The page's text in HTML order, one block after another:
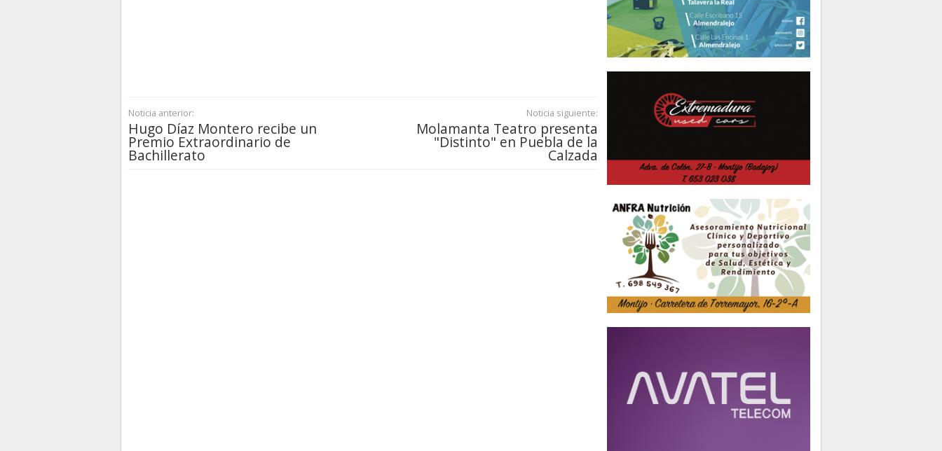
Noticia anterior:
Hugo Díaz Montero recibe un
Premio Extraordinario de
Bachillerato
Noticia siguiente:
Molamanta Teatro presenta
"Distinto" en Puebla de la
Calzada